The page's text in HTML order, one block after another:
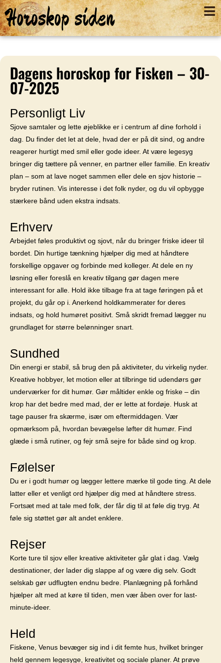
Horoskop siden
Dagens horoskop for Fisken – 30-
07-2025
Personligt Liv
Sjove samtaler og lette øjeblikke er i centrum af dine forhold i
dag. Du finder det let at dele, hvad der er på dit sind, og andre
reagerer hurtigt med smil eller gode ideer. At være legesyg
bringer dig tættere på venner, en partner eller familie. En kreativ
plan – som at lave noget sammen eller dele en sjov historie –
bryder rutinen. Vis interesse i det folk nyder, og du vil opbygge
stærkere bånd uden ekstra indsats.
Erhverv
Arbejdet føles produktivt og sjovt, når du bringer friske ideer til
bordet. Din hurtige tænkning hjælper dig med at håndtere
forskellige opgaver og forbinde med kolleger. At dele en ny
løsning eller foreslå en kreativ tilgang gør dagen mere
interessant for alle. Hold ikke tilbage fra at tage føringen på et
projekt, du går op i. Anerkend holdkammerater for deres
indsats, og hold humøret positivt. Små skridt fremad lægger nu
grundlaget for større belønninger snart.
Sundhed
Din energi er stabil, så brug den på aktiviteter, du virkelig nyder.
Kreative hobbyer, let motion eller at tilbringe tid udendørs gør
underværker for dit humør. Gør måltider enkle og friske – din
krop har det bedre med mad, der er lette at fordøje. Husk at
tage pauser fra skærme, især om eftermiddagen. Vær
opmærksom på, hvordan bevægelse løfter dit humør. Find
glæde i små rutiner, og fejr små sejre for både sind og krop.
Følelser
Du er i godt humør og lægger lettere mærke til gode ting. At dele
latter eller et venligt ord hjælper dig med at håndtere stress.
Fortsæt med at tale med folk, der får dig til at føle dig tryg. At
føle sig støttet gør alt andet enklere.
Rejser
Korte ture til sjov eller kreative aktiviteter går glat i dag. Vælg
destinationer, der lader dig slappe af og være dig selv. Godt
selskab gør udflugten endnu bedre. Planlægning på forhånd
hjælper alt med at køre til tiden, men vær åben over for last-
minute-ideer.
Held
Fiskene, Venus bevæger sig ind i dit femte hus, hvilket bringer
held gennem legesyge, kreativitet og sociale planer. At prøve